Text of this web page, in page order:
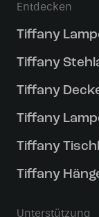
Entdecken
Tiffany
Tiffany
Tiffany
Tiffany
Tiffany
Tiffany
Unterstützung